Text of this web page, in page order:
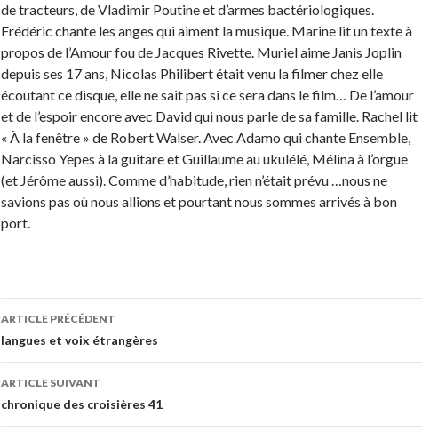
de tracteurs, de Vladimir Poutine et d’armes bactériologiques.
Frédéric chante les anges qui aiment la musique. Marine lit un texte à
propos de l’Amour fou de Jacques Rivette. Muriel aime Janis Joplin
depuis ses 17 ans, Nicolas Philibert était venu la filmer chez elle
écoutant ce disque, elle ne sait pas si ce sera dans le film… De l’amour
et de l’espoir encore avec David qui nous parle de sa famille. Rachel lit
« À la fenêtre » de Robert Walser. Avec Adamo qui chante Ensemble,
Narcisso Yepes à la guitare et Guillaume au ukulélé, Mélina à l’orgue
(et Jérôme aussi). Comme d’habitude, rien n’était prévu …nous ne
savions pas où nous allions et pourtant nous sommes arrivés à bon
port.
Navigation
des
articles
ARTICLE PRÉCÉDENT
langues et voix étrangères
ARTICLE SUIVANT
chronique des croisières 41